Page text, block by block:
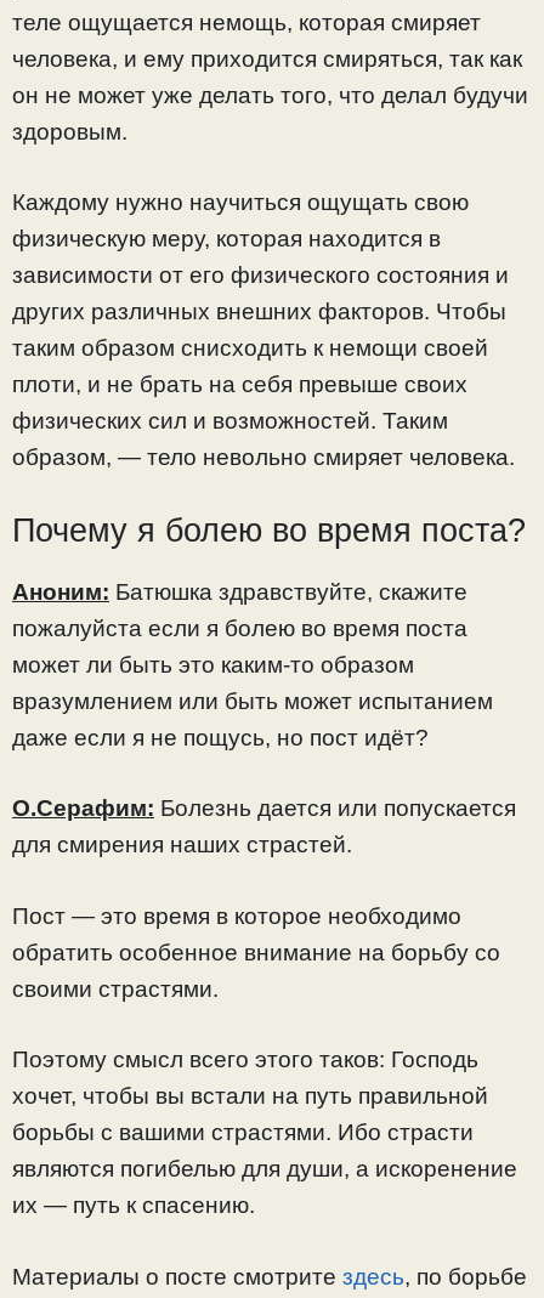
теле ощущается немощь, которая смиряет
человека, и ему приходится смиряться, так как
он не может уже делать того, что делал будучи
здоровым.
Каждому нужно научиться ощущать свою
физическую меру, которая находится в
зависимости от его физического состояния и
других различных внешних факторов. Чтобы
таким образом снисходить к немощи своей
плоти, и не брать на себя превыше своих
физических сил и возможностей. Таким
образом, — тело невольно смиряет человека.
Почему я болею во время поста?
Аноним: Батюшка здравствуйте, скажите
пожалуйста если я болею во время поста
может ли быть это каким-то образом
вразумлением или быть может испытанием
даже если я не пощусь, но пост идёт?
О.Серафим: Болезнь дается или попускается
для смирения наших страстей.
Пост — это время в которое необходимо
обратить особенное внимание на борьбу со
своими страстями.
Поэтому смысл всего этого таков: Господь
хочет, чтобы вы встали на путь правильной
борьбы с вашими страстями. Ибо страсти
являются погибелью для души, а искоренение
их — путь к спасению.
Материалы о посте смотрите здесь, по борьбе